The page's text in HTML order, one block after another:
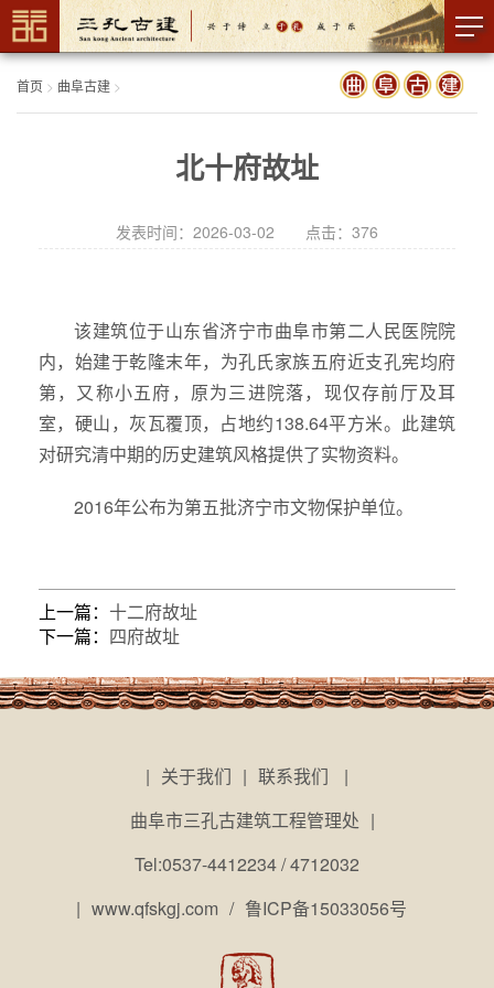
首页 > 曲阜古建 >
北十府故址
发表时间：2026-03-02 点击： 376
该建筑位于山东省济宁市曲阜市第二人民医院院
内，始建于乾隆末年，为孔氏家族五府近支孔宪均府
第，又称小五府，原为三进院落，现仅存前厅及耳
室，硬山，灰瓦覆顶，占地约138.64平方米。此建筑
对研究清中期的历史建筑风格提供了实物资料。
2016年公布为第五批济宁市文物保护单位。
上一篇： 十二府故址
下一篇：
四府故址
| 关于我们 | 联系我们
|
曲阜市三孔古建筑工程管理处 |
Tel:0537-4412234 / 4712032
| www.qfskgj.com / 鲁ICP备15033056号